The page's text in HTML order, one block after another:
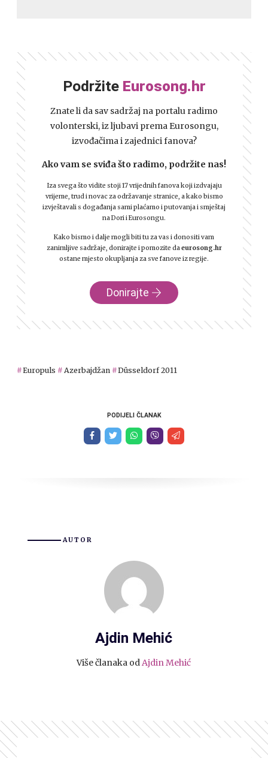
Podržite Eurosong.hr
Znate li da sav sadržaj na portalu radimo
volonterski, iz ljubavi prema Eurosongu,
izvođačima i zajednici fanova?
Ako vam se sviđa što radimo, podržite nas!
Iza svega što vidite stoji 17 vrijednih fanova koji izdvajaju
vrijeme, trud i novac za održavanje stranice, a kako bismo
izvještavali s događanja sami plaćamo i putovanja i smještaj
na Dori i Eurosongu.
Kako bismo i dalje mogli biti tu za vas i donositi vam
zanimljive sadržaje, donirajte i pomozite daeurosong.hr
ostane mjesto okupljanja za sve fanove iz regije.
Donirajte
Europuls Azerbajdžan Düsseldorf 2011
PODIJELI ČLANAK
AUTOR
Ajdin Mehić
Više članaka odAjdin Mehić